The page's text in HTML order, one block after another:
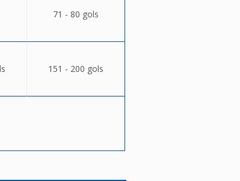
71 - 80 gols
151 - 200 gols